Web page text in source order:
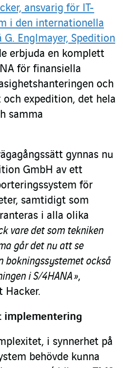
ansvarig för IT-
i den internationella
Englmayer, Spedition
erbjuda en komplett
för finansiella
och
och expedition, det hela
samma
gynnas nu
GmbH av ett
för
samtidigt som
i alla olika
vare det som tekniken
går det nu att se
bokningssystemet också
i S/4HANA»,
Hacker.
implementering
i synnerhet på
behövde kunna